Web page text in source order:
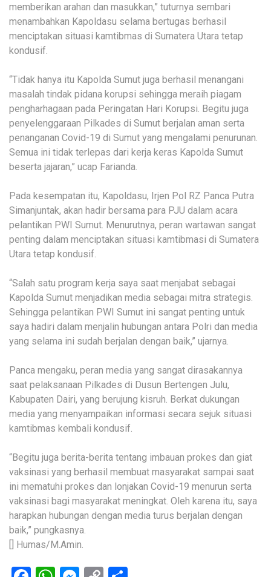
memberikan arahan dan masukkan,” tuturnya sembari
menambahkan Kapoldasu selama bertugas berhasil
menciptakan situasi kamtibmas di Sumatera Utara tetap
kondusif.
“Tidak hanya itu Kapolda Sumut juga berhasil menangani
masalah tindak pidana korupsi sehingga meraih piagam
pengharhagaan pada Peringatan Hari Korupsi. Begitu juga
penyelenggaraan Pilkades di Sumut berjalan aman serta
penanganan Covid-19 di Sumut yang mengalami penurunan.
Semua ini tidak terlepas dari kerja keras Kapolda Sumut
beserta jajaran,” ucap Farianda.
Pada kesempatan itu, Kapoldasu, Irjen Pol RZ Panca Putra
Simanjuntak, akan hadir bersama para PJU dalam acara
pelantikan PWI Sumut. Menurutnya, peran wartawan sangat
penting dalam menciptakan situasi kamtibmasi di Sumatera
Utara tetap kondusif.
“Salah satu program kerja saya saat menjabat sebagai
Kapolda Sumut menjadikan media sebagai mitra strategis.
Sehingga pelantikan PWI Sumut ini sangat penting untuk
saya hadiri dalam menjalin hubungan antara Polri dan media
yang selama ini sudah berjalan dengan baik,” ujarnya.
Panca mengaku, peran media yang sangat dirasakannya
saat pelaksanaan Pilkades di Dusun Bertengen Julu,
Kabupaten Dairi, yang berujung kisruh. Berkat dukungan
media yang menyampaikan informasi secara sejuk situasi
kamtibmas kembali kondusif.
“Begitu juga berita-berita tentang imbauan prokes dan giat
vaksinasi yang berhasil membuat masyarakat sampai saat
ini mematuhi prokes dan lonjakan Covid-19 menurun serta
vaksinasi bagi masyarakat meningkat. Oleh karena itu, saya
harapkan hubungan dengan media turus berjalan dengan
baik,” pungkasnya.
[] Humas/M.Amin.